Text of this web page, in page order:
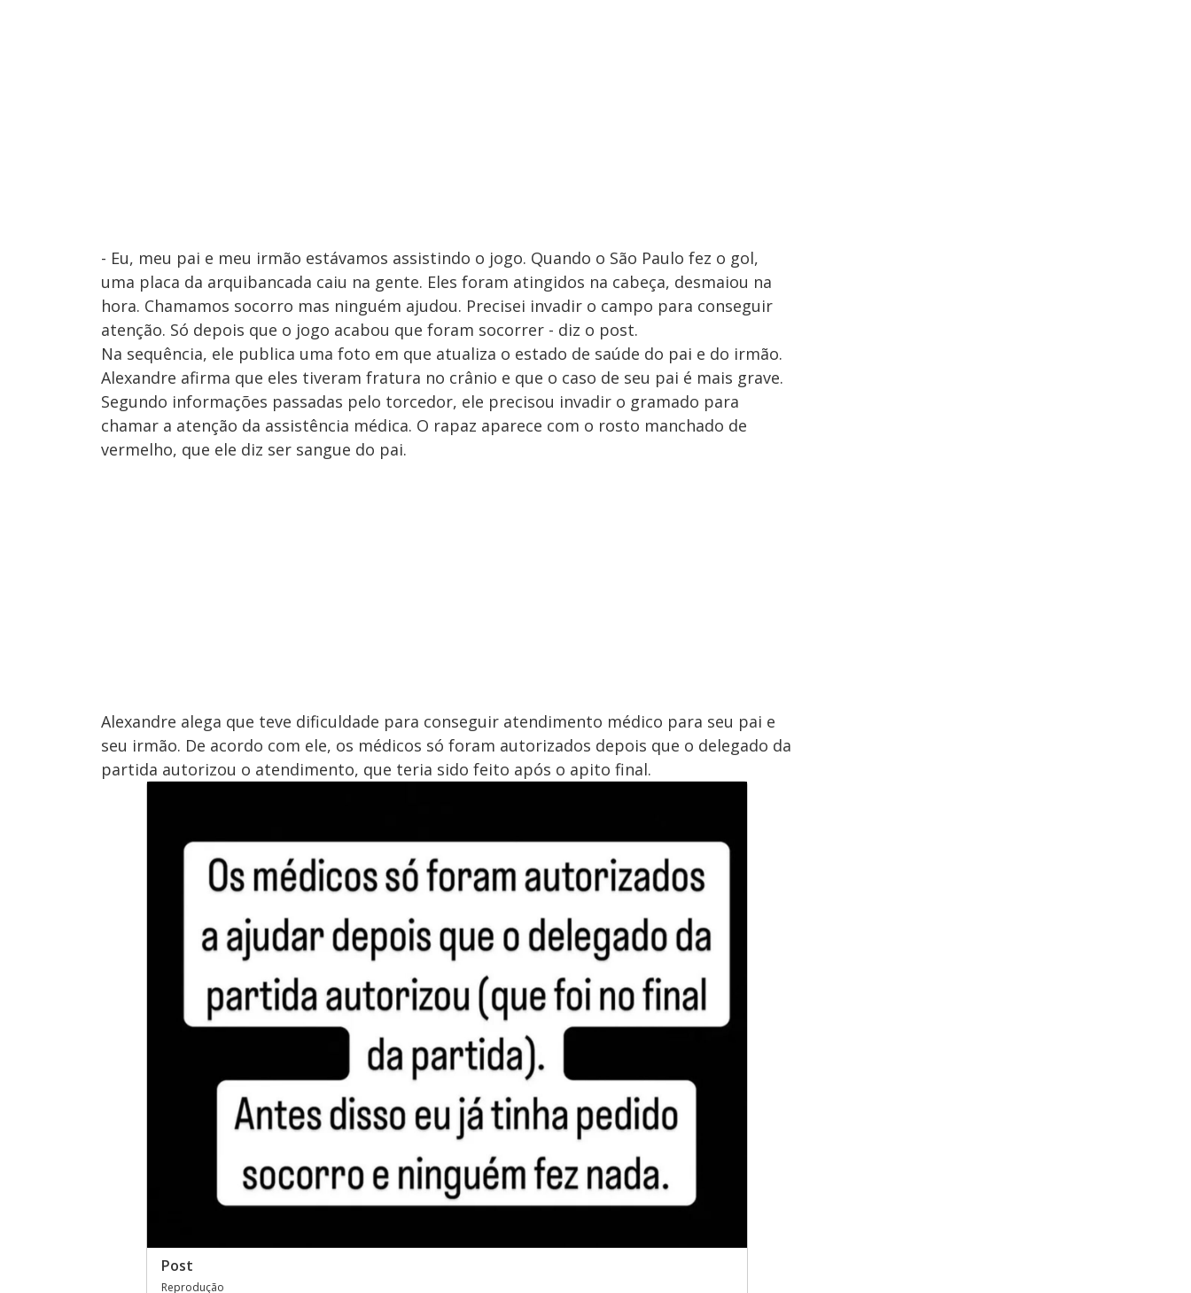
- Eu, meu pai e meu irmão estávamos assistindo o jogo. Quando o São Paulo fez o gol,
uma placa da arquibancada caiu na gente. Eles foram atingidos na cabeça, desmaiou na
hora. Chamamos socorro mas ninguém ajudou. Precisei invadir o campo para conseguir
atenção. Só depois que o jogo acabou que foram socorrer - diz o post.
Na sequência, ele publica uma foto em que atualiza o estado de saúde do pai e do irmão.
Alexandre afirma que eles tiveram fratura no crânio e que o caso de seu pai é mais grave.
Segundo informações passadas pelo torcedor, ele precisou invadir o gramado para
chamar a atenção da assistência médica. O rapaz aparece com o rosto manchado de
vermelho, que ele diz ser sangue do pai.
Alexandre alega que teve dificuldade para conseguir atendimento médico para seu pai e
seu irmão. De acordo com ele, os médicos só foram autorizados depois que o delegado da
partida autorizou o atendimento, que teria sido feito após o apito final.
Post
Reprodução